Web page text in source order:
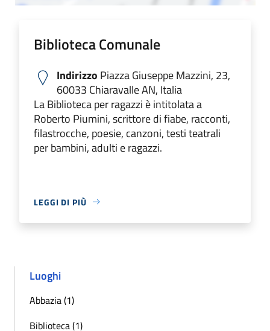
Biblioteca Comunale
Indirizzo Piazza Giuseppe Mazzini, 23,
60033 Chiaravalle AN, Italia
La Biblioteca per ragazzi è intitolata a
Roberto Piumini, scrittore di fiabe, racconti,
filastrocche, poesie, canzoni, testi teatrali
per bambini, adulti e ragazzi.
LEGGI DI PIÙ
Luoghi
Abbazia (1)
Biblioteca (1)